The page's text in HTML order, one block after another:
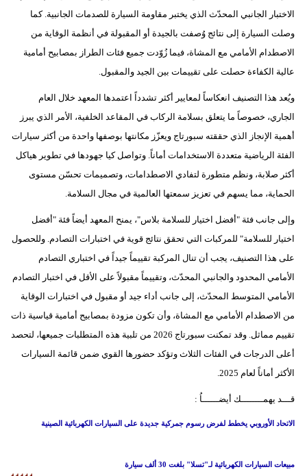
فيديو
سيارات
الاختبار الجانبي المحدّث الذي يختبر مقاومة السيارة للصدمات الجانبية. كما
وصلت السيارة إلى نتائج وُصفت بالجيدة أو المقبولة في أنظمة الوقاية من
الاصطدام الأمامي مع المشاة، فيما زُوّدت جميع فئات الطراز بمصابيح أمامية
عالية الكفاءة حصلت على تقييمات بين الجيد والمقبول.
ويُعد هذا التصنيف انعكاساً لمعايير أكثر تشدداً اعتمدها المعهد خلال العام
الجاري، خصوصاً ما يتعلق بسلامة الركاب في المقاعد الخلفية، الأمر الذي يبرز
أهمية الإنجاز الذي حققته سبورتاج ويعزّز مكانتها بوصفها واحدة من أكثر سيارات
الفئة الرياضية متعددة الاستخدامات أماناً. وتواصل كيا جهودها في تطوير هياكل
أكثر صلابة، ونظم متطورة لتفادي الاصطدامات، وتصميمات تحسّن مستوى
الحماية، مما يسهم في تعزيز سمعتها العالمية في مجال السلامة.
وإلى جانب فئة "أفضل اختيار للسلامة بلاس"، يمنح المعهد أيضاً فئة "أفضل
اختيار للسلامة" للمركبات التي تحقق نتائج قوية في اختبارات التصادم. وللحصول
على هذا التصنيف، يجب أن تنال المركبة تقييماً جيداً في اختباري التصادم
الأمامي المحدود والجانبي المحدّث، وتقييماً مقبولاً على الأقل في اختبار التصادم
الأمامي المتوسط المحدّث، إلى جانب أداء جيد أو مقبول في اختبارات الوقاية
من الاصطدام الأمامي مع المشاة، وأن تكون مزودة بمصابيح أمامية قياسية ذات
تقييم مماثل. وقد تمكنت سبورتاج 2026 من تلبية هذه المتطلبات جميعها، لتحصد
أعلى الدرجات في الفئات الثلاث وتؤكد حضورها القوي ضمن قائمة السيارات
الأكثر أماناً لعام 2025.
قـــد يهمــــــــك أيضــــــاُ :
الاتحاد الأوروبي يخطط لفرض رسوم جمركية جديدة على السيارات الكهربائية الصينية
مبيعات السيارات الكهربائية لـ"تسلا" بلغت 30 ألف سيارة